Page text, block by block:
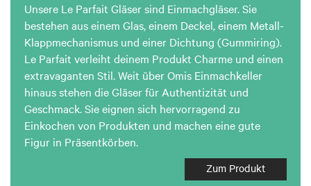
Unsere Le Parfait Gläser sind Einmachgläser. Sie
bestehen aus einem Glas, einem Deckel, einem Metall-
Klappmechanismus und einer Dichtung (Gummiring).
Le Parfait verleiht deinem Produkt Charme und einen
extravaganten Stil. Weit über Omis Einmachkeller
hinaus stehen die Gläser für Authentizität und
Geschmack. Sie eignen sich hervorragend zu
Einkochen von Produkten und machen eine gute
Figur in Präsentkörben.
Zum Produkt